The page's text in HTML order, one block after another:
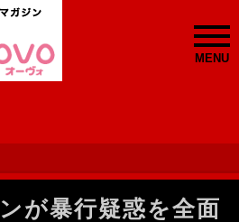
MENU
が暴行疑惑を全面